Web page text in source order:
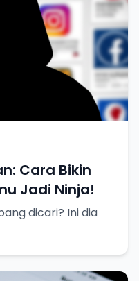
Cara Bikin
Jadi Ninja!
dicari? Ini dia